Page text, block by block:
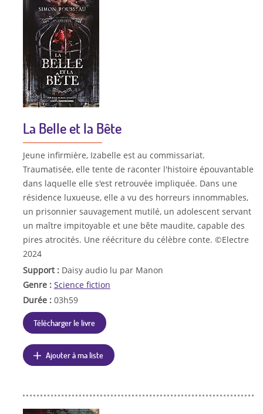
La Belle et la Bête
Jeune infirmière, Izabelle est au commissariat.
Traumatisée, elle tente de raconter l'histoire épouvantable
dans laquelle elle s'est retrouvée impliquée. Dans une
résidence luxueuse, elle a vu des horreurs innommables,
un prisonnier sauvagement mutilé, un adolescent servant
un maître impitoyable et une bête maudite, capable des
pires atrocités. Une réécriture du célèbre conte. ©Electre
2024
Support : Daisy audio lu par Manon
Genre : Science fiction
Durée : 03h59
Télécharger le livre
Ajouter à ma liste